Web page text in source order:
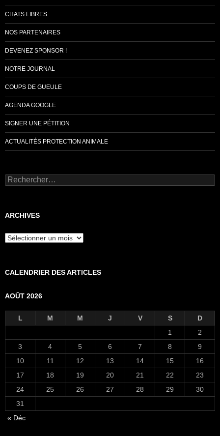
CHATS LIBRES
NOS PARTENAIRES
DEVENEZ SPONSOR !
NOTRE JOURNAL
COUPS DE GUEULE
AGENDA GOOGLE
SIGNER UNE PÉTITION
ACTUALITÉS PROTECTION ANIMALE
Rechercher :
ARCHIVES
Archives
CALENDRIER DES ARTICLES
AOÛT 2026
L M M J V S
D
1
2
3
4 5 6 7 8
9
10
11 12 13 14 15
16
17
18 19 20 21 22
23
24
25 26 27 28 29
30
31
« Déc